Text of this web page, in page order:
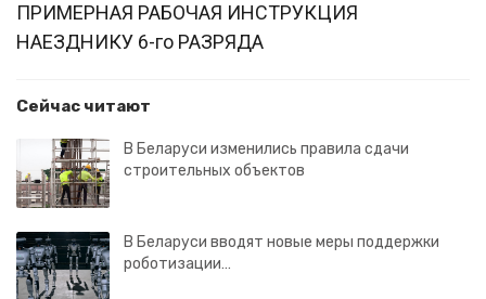
ПРИМЕРНАЯ РАБОЧАЯ ИНСТРУКЦИЯ
НАЕЗДНИКУ 6-го РАЗРЯДА
Сейчас читают
В Беларуси изменились правила сдачи
строительных объектов
В Беларуси вводят новые меры поддержки
роботизации…